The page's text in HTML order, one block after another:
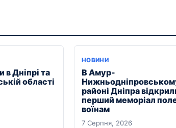
в Дніпрі та
області
НОВИНИ
В Амур-
районі Дніпра
перший меморіал
воїнам
7 Серпня, 2026